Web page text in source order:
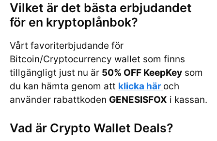
Vilket är det bästa erbjudandet
för en kryptoplånbok?
Vårt favoriterbjudande för
Bitcoin/Cryptocurrency wallet som finns
tillgängligt just nu är 50% OFF KeepKey som
du kan hämta genom att klicka här och
använder rabattkoden GENESISFOX i kassan.
Vad är Crypto Wallet Deals?